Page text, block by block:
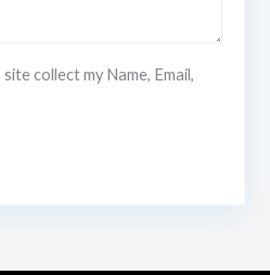
collect my Name, Email,